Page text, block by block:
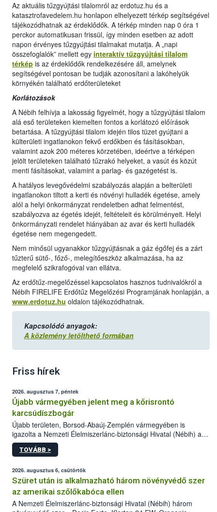
Az aktuális tűzgyújtási tilalomról az erdotuz.hu és a
katasztrofavedelem.hu honlapon elhelyezett térkép segítségével
tájékozódhatnak az érdeklődők. A térkép minden nap 0 óra 1
perckor automatikusan frissül, így minden esetben az adott
napon érvényes tűzgyújtási tilalmakat mutatja. A „napi
összefoglalók” mellett egy interaktív tűzgyújtási tilalom
térkép is az érdeklődők rendelkezésére áll, amelynek
segítségével pontosan be tudják azonosítani a lakóhelyük
környékén található erdőterületeket
Korlátozások
A Nébih felhívja a lakosság figyelmét, hogy a tűzgyújtási tilalom
alá eső területeken kiemelten fontos a korlátozó előírások
betartása. A tűzgyújtási tilalom idején tilos tüzet gyújtani a
külterületi ingatlanokon fekvő erdőkben és fásításokban,
valamint azok 200 méteres körzetében, ideértve a térképen
jelölt területeken található tűzrakó helyeket, a vasút és közút
menti fásításokat, valamint a parlag- és gazégetést is.
A hatályos levegővédelmi szabályozás alapján a belterületi
ingatlanokon tiltott a kerti és növényi hulladék égetése, amely
alól a helyi önkormányzat rendeletben adhat felmentést,
szabályozva az égetés idejét, feltételeit és körülményeit. Helyi
önkormányzati rendelet hiányában az avar és kerti hulladék
égetése nem megengedett.
Nem minősül ugyanakkor tűzgyújtásnak a gáz égőfej és a zárt
tűzterű sütő-, főző-, melegítőeszköz alkalmazása, ha az
megfelelő szikrafogóval van ellátva.
Az erdőtűz-megelőzéssel kapcsolatos hasznos tudnivalókról a
Nébih FIRELIFE Erdőtűz Megelőzési Programjának honlapján, a
www.erdotuz.hu oldalon tájékozódhatnak.
Kapcsolódó anyagok:
A közlemény letölthető formában
Friss hírek
2026. augusztus 7, péntek
Újabb vármegyében jelent meg a kőrisrontó
karcsúdíszbogár
Újabb területen, Borsod-Abaúj-Zemplén vármegyében is
igazolta a Nemzeti Élelmiszerlánc-biztonsági Hivatal (Nébih) a
kőrisrontó karcsúdíszbogár (Agrilus planipennis) jelenlétét. A
kártevőt nem csak színcsapdában találták meg, de már fertőzött
az intenzív felderítést, emellett az intézkedéseket a szlovák
hatósággal is összehangolják a terjedés megállítása érdekében.
TOVÁBB >
2026. augusztus 6, csütörtök
Szüret után is alkalmazható három növényvédő szer
az amerikai szőlőkabóca ellen
A Nemzeti Élelmiszerlánc-biztonsági Hivatal (Nébih) három